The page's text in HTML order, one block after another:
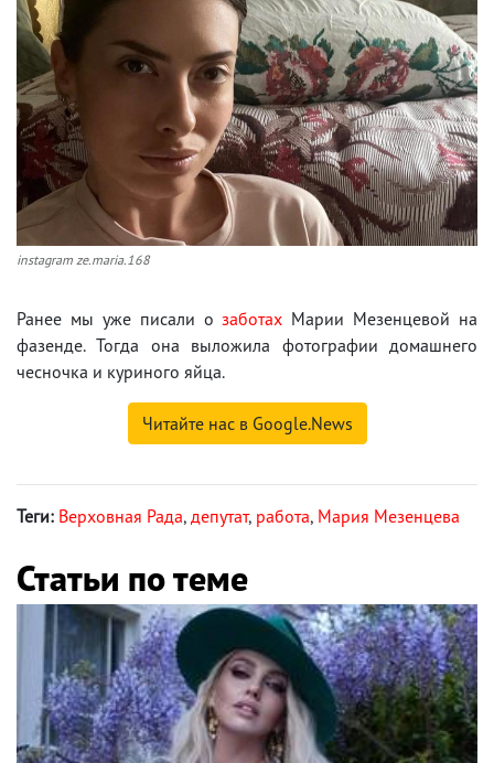
instagram ze.maria.168
Ранее мы уже писали озаботах Марии Мезенцевой на
фазенде. Тогда она выложила фотографии домашнего
чесночка и куриного яйца.
Читайте нас в Google.News
Теги: Верховная Рада, депутат, работа, Мария Мезенцева
Статьи по теме